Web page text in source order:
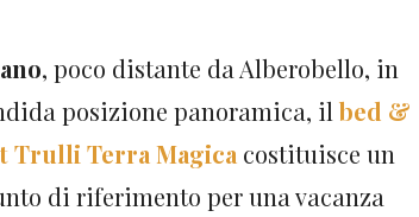
, poco distante da Alberobello, in
posizione panoramica, il bed &
Trulli Terra Magica costituisce un
di riferimento per una vacanza